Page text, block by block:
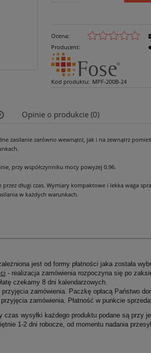
Ocena:
Producent:
Kod produktu: MPF-200B-24
Cena nie zawiera ewentualnych kosztów
płatności
Opinie o produkcie (0)
zasilanie zarówno wewnątrz, jak i na zewnątrz
przy współczynniku mocy powyżej 0.96.
długi czas. Wymiary kompaktowe i lekka waga
w każdych warunkach.
jest od formy płatności jaka została
- realizacja zamówienia rozpoczyna się po
czekamy 8 dni kalendarzowych.
zamówienia. Paczkę opłacą Państwo
zamówienia. Płatność w punkcie
czas wysyłki każdego produktu podane są przy
1-2 dni robocze, od momentu nadania